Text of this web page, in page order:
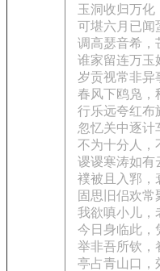
玉洞收归万化
可堪六月已闻
调高瑟音希，
谁家留连万玉
岁贡视常非异
春风下鸥凫，
行乐远夸红布
忽忆关中逐计
不为十分人，
谡谡寒涛如有
襆被且入郛，
固思旧侣欢
我欲嗔小儿，
今日身临此，
举非吾所钦，
亭占青山口，